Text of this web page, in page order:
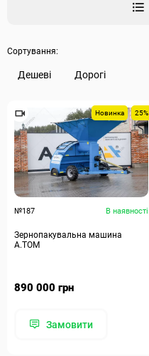
Сортування:
Дешеві Дорогі
Новинка 25%
№187 В наявності
Зернопакувальна машина
А.ТОМ
890 000 грн
Замовити